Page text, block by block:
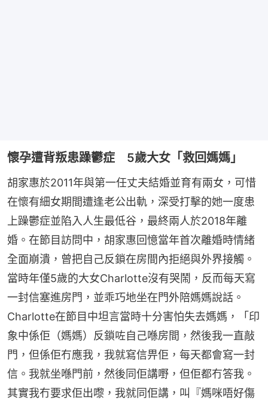
懷孕遭背叛患躁鬱症 5歲大女「救回媽媽」
胡家惠於2011年與第一任丈夫結婚並育有兩女，可惜
在懷有細女期間遭逢老公出軌，深受打擊的她一度患
上躁鬱症並陷入人生最低谷，最終兩人於2018年離
婚。在節目訪問中，胡家惠回憶當年首次離婚時情緒
全面崩潰，曾把自己反鎖在房間內拒絕與外界接觸。
當時年僅5歲的大女Charlotte沒有哭鬧，反而每天寫
一封信塞進房門，並乖巧地坐在門外陪媽媽說話。
Charlotte在節目中坦言當時十分害怕失去媽媽，「印
象中係佢（媽媽）反鎖咗自己喺房間，然後我一直敲
門，但係佢冇應我，我就寫信畀佢，每天都會寫一封
信。我就坐喺門前，然後同佢講嘢，但佢都冇答我。
其實我冇要求佢出嚟，我就同佢講，叫『媽咪唔好傷